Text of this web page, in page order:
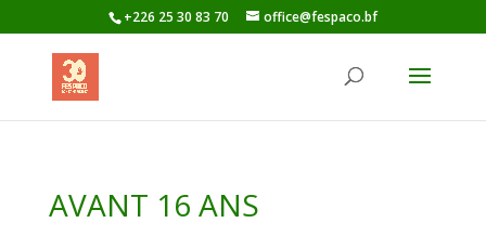
+226 25 30 83 70 office@fespaco.bf
AVANT 16 ANS